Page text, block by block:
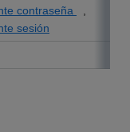
contraseña
sesión